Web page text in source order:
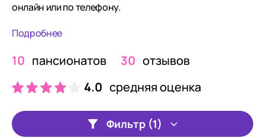
онлайн или по телефону.
Подробнее
10 пансионатов 30 отзывов
4.0 средняя оценка
Фильтр (1)